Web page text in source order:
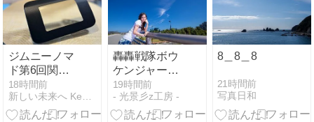
ジムニーノマ
ド第6回関西
夜会。
18時間前
新しい未来へ Keep it real
轟轟戦隊ボウ
ケンジャー
Task.26 ガラ
スの靴
19時間前
- 光景彡z工房 -
8＿8＿8
21時間前
写真日和